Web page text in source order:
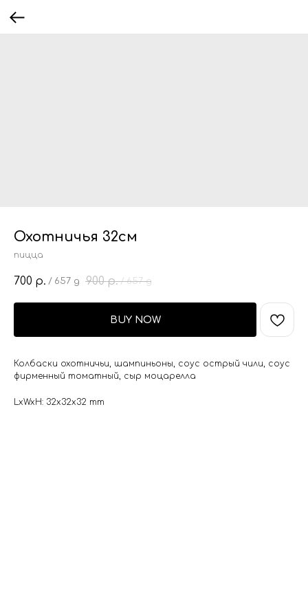
Охотничья 32см
пицца
700 р. / 657 g 900 р. / 657 g
BUY NOW
Колбаски охотничьи, шампиньоны, соус острый чили, соус
фирменный томатный, сыр моцарелла
LxWxH: 32x32x32 mm